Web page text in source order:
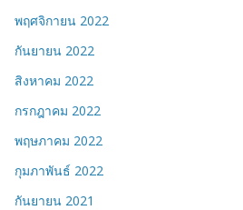
พฤศจิกายน 2022
กันยายน 2022
สิงหาคม 2022
กรกฎาคม 2022
พฤษภาคม 2022
กุมภาพันธ์ 2022
กันยายน 2021